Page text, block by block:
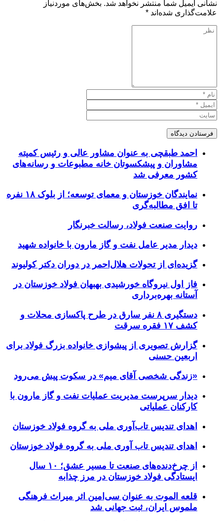
نشانی ایمیل شما منتشر نخواهد شد. بخش‌های موردنیاز
علامت‌گذاری شده‌اند *
احمد طبقچی به عنوان مشاور عالی و رئیس کمیته
مشاوران و پیشکسوتان خانه مطبوعات و رسانه‌های
کشور معرفی شد
نمایندگان خوزستان و معمای توسعه؛ از بلوک ۱۸ نفره
تا افق مطالبه‌گری
روایت صنعت فولاد،‌ رسالت خبرنگار
دیدار مدیر عامل نفت و گاز مارون با خانواده شهید
گزیده‌ای از تحولات هلال‌احمر در دوران دکتر کولیوند
فاز اول نیروگاه خورشیدی بهبهان فولاد خوزستان در
آستانه بهره‌برداری
دستگیری ۸ نفر سارق در طرح پاکسازی محلات و
کشف ۱۷ فقره سرقت
گزارش تصویری از پیشوازی خانواده بزرگ فولاد برای
اربعین حسنی
«زندگی شخصی آقای میم» در سکوت پیش می‌رود
دیدار سرپرست مدیریت عملیات نفت و گاز مارون با
کارکنان عملیاتی
اهدای تندیس تاب‌آوری ملی به گروه فولاد خوزستان
اهدای تندیس تاب آوری ملی به گروه فولاد خوزستان
از چرخ‌دنده‌های صنعت تا مسیر عشق؛ ۱۰ سال
ایستادگی فولاد خوزستان در مرز چذابه
قلعه الموت به عنوان سی‌امین اثر میراث‌ فرهنگی
ملموس ایران، ثبت جهانی شد